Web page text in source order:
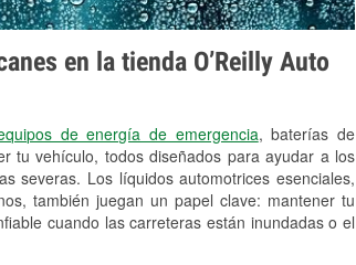
en la tienda O’Reilly Auto
de energía de emergencia, baterías de
tu vehículo, todos diseñados para ayudar a los
severas. Los líquidos automotrices esenciales,
también juegan un papel clave: mantener tu
cuando las carreteras están inundadas o el